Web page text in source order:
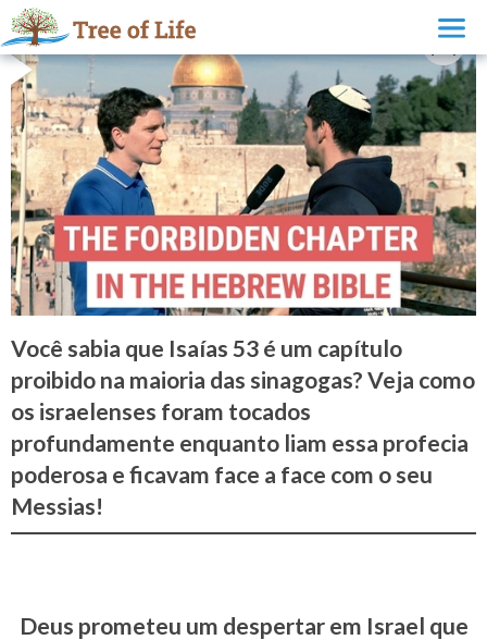
Você sabia que Isaías 53 é um capítulo
proibido na maioria das sinagogas? Veja como
os israelenses foram tocados
profundamente enquanto liam essa profecia
poderosa e ficavam face a face com o seu
Messias!
Deus prometeu um despertar em Israel que